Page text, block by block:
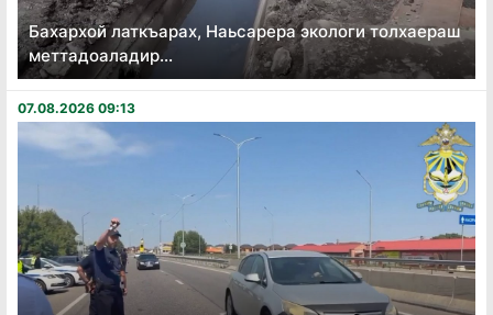
Бахархой латкъарах, Наьсарера экологи толхаераш
меттадоаладир...
07.08.2026 09:13